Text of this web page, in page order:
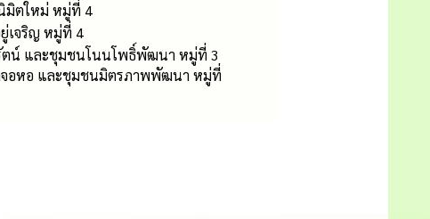
มิตใหม่ หมู่ที่ 4
เจริญ หมู่ที่ 4
ตน์ และชุมชนโนนโพธิ์พัฒนา หมู่ที่ 3
จอหอ และชุมชนมิตรภาพพัฒนา หมู่ที่